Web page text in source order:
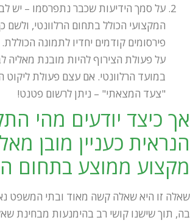
על סמך הידיעות שכבר נתפרסמו – יש
המקצועי הכולל בתחום הרלוונטי, ולשם
פירסומים קודמים יחדיו לתמונה
על פעולת הצירוף להיות מובנת מאליה
במועד הרלוונטי. אם עצם פעולת ליקוט
"צעד המצאתי" – ניתן לרשום פטנט!
אך כיצד יודעים מהי
הנראית כעניין מובן
מקצוע ממוצע בתחום
שאלה זו היא שאלה קשה מאוד ובתי המשפט
בה, תוך שישנו קושי רב בהימנעות מבחינת